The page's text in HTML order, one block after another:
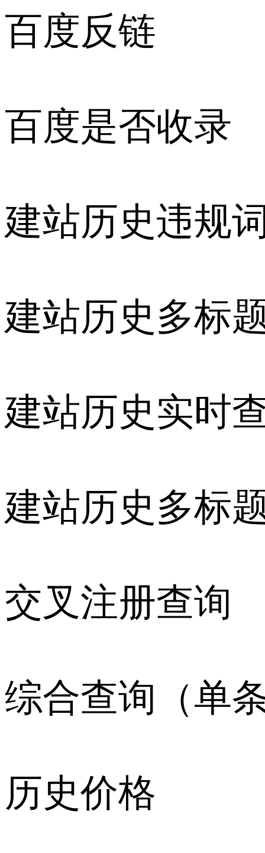
百度反链
百度是否收录
建站历史违规
建站历史多标
建站历史实时
建站历史多标
交叉注册查询
综合查询（单
历史价格